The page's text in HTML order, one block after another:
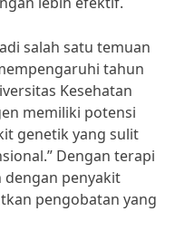
salah satu temuan
tahun
Kesehatan
memiliki potensi
genetik yang sulit
Dengan terapi
dengan penyakit
pengobatan yang